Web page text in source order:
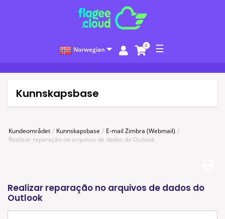
Norwegian 0 ☰
Kunnskapsbase
Kundeområdet Kunnskapsbase
E-mail Zimbra (Webmail)
Realizar reparação no arquivos de dados do Outlook
Realizar reparação no arquivos de dados do
Outlook